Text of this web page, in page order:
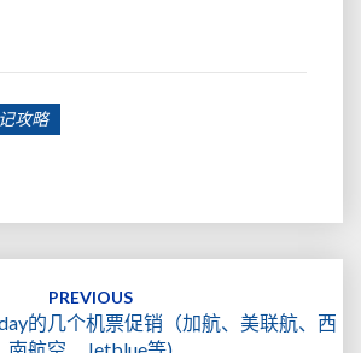
攻略
PREVIOUS
的几个机票促销（加航、美联航、西